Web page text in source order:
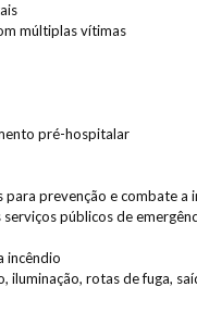
múltiplas vítimas
pré-hospitalar
para prevenção e combate a
públicos de
incêndio
iluminação, rotas de fuga,